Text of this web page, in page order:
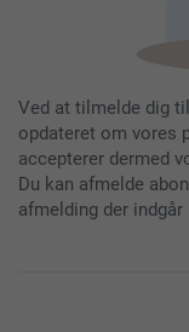
Ved at tilmelde dig
opdateret om vores
accepterer dermed
Du kan afmelde
afmelding der